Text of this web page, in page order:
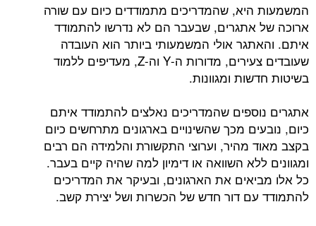
המשמעות היא, שהמדריכים מתמודדים כיום עם שורה
ארוכה של אתגרים, שבעבר הם לא נדרשו להתמודד
איתם. והאתגר אולי המשמעותי ביותר הוא העובדה
שעובדים צעירים, מדורות ה-Y וה-Z, מעדיפים ללמוד
בשיטות חדשות ומגוונות.
אתגרים נוספים שהמדריכים נאלצים להתמודד איתם
כיום, נובעים מכך שהשינויים בארגונים מתרחשים כיום
בקצב מאוד מהיר, וערוצי התקשורת והלמידה הם רבים
ומגוונים ללא השוואה או דימיון למה שהיה קיים בעבר.
כל אלו מביאים את הארגונים, ובעיקר את המדריכים
להתמודד עם דור חדש של הכשרות ושל יצירת קשב.